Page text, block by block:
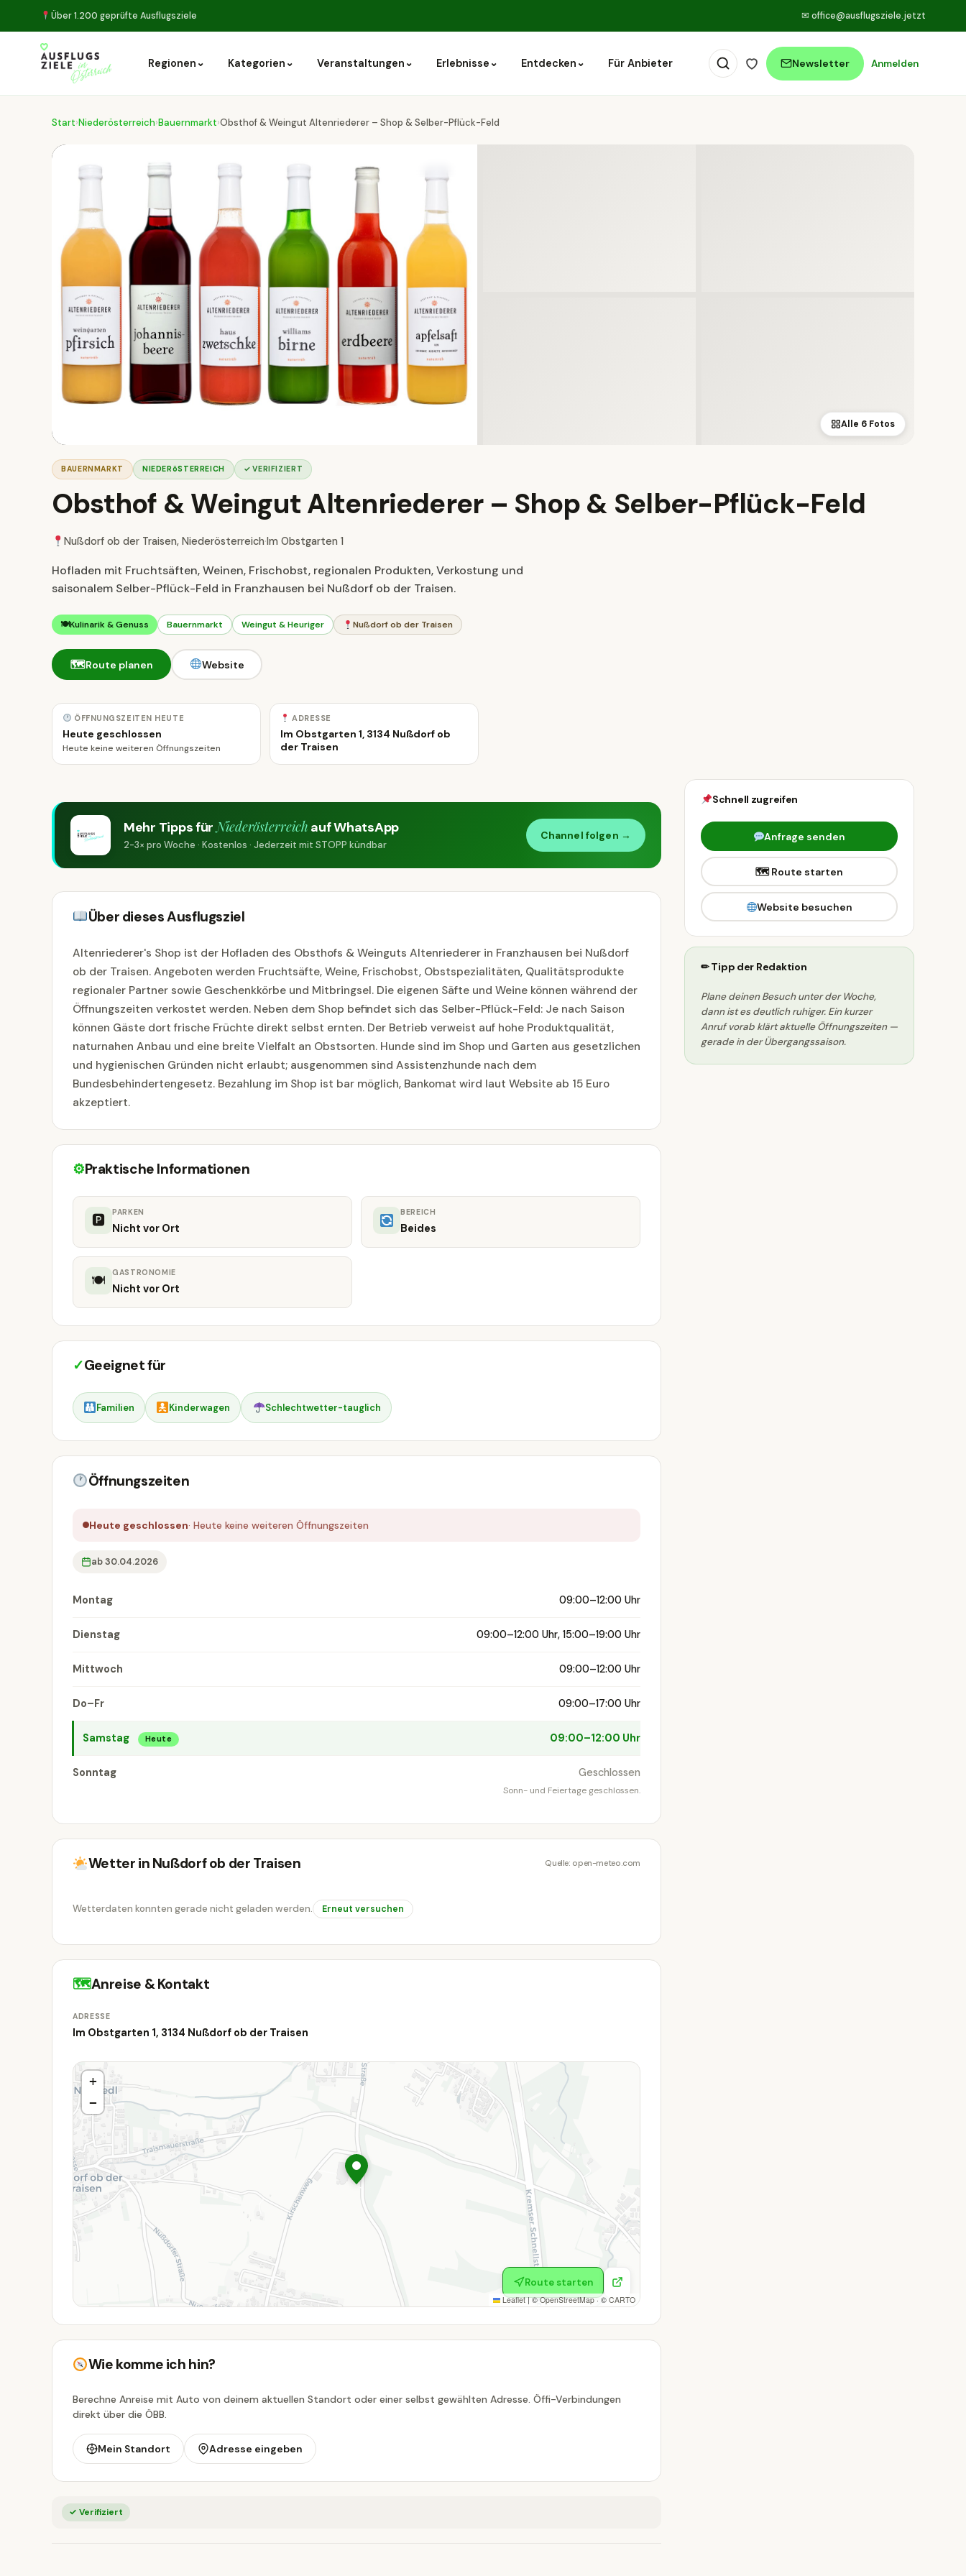
Über 1.200 geprüfte Ausflugsziele ✉ office@ausflugsziele.jetzt
Regionen ⌄ Kategorien ⌄ Veranstaltungen ⌄ Erlebnisse ⌄ Entdecken ⌄ Für Anbieter Newsletter Anmelden
Start›Niederösterreich›Bauernmarkt›Obsthof & Weingut Altenriederer – Shop & Selber-Pflück-Feld
Alle 6 Fotos
BAUERNMARKT NIEDERöSTERREICH ✓ VERIFIZIERT
Obsthof & Weingut Altenriederer – Shop & Selber-Pflück-Feld
Nußdorf ob der Traisen, Niederösterreich· Im Obstgarten 1
Hofladen mit Fruchtsäften, Weinen, Frischobst, regionalen Produkten, Verkostung und
saisonalem Selber-Pflück-Feld in Franzhausen bei Nußdorf ob der Traisen.
🍽Kulinarik & Genuss Bauernmarkt Weingut & Heuriger Nußdorf ob der Traisen
🗺Route planen Website
ÖFFNUNGSZEITEN HEUTE
Heute geschlossen
Heute keine weiteren Öffnungszeiten
ADRESSE
Im Obstgarten 1, 3134 Nußdorf ob
der Traisen
Mehr Tipps fürNiederösterreich auf WhatsApp
2-3× pro Woche · Kostenlos · Jederzeit mit STOPP kündbar
Channel folgen →
Über dieses Ausflugsziel
Altenriederer's Shop ist der Hofladen des Obsthofs & Weinguts Altenriederer in Franzhausen bei Nußdorf
ob der Traisen. Angeboten werden Fruchtsäfte, Weine, Frischobst, Obstspezialitäten, Qualitätsprodukte
regionaler Partner sowie Geschenkkörbe und Mitbringsel. Die eigenen Säfte und Weine können während der
Öffnungszeiten verkostet werden. Neben dem Shop befindet sich das Selber-Pflück-Feld: Je nach Saison
können Gäste dort frische Früchte direkt selbst ernten. Der Betrieb verweist auf hohe Produktqualität,
naturnahen Anbau und eine breite Vielfalt an Obstsorten. Hunde sind im Shop und Garten aus gesetzlichen
und hygienischen Gründen nicht erlaubt; ausgenommen sind Assistenzhunde nach dem
Bundesbehindertengesetz. Bezahlung im Shop ist bar möglich, Bankomat wird laut Website ab 15 Euro
akzeptiert.
⚙Praktische Informationen
🅿 PARKEN
Nicht vor Ort
BEREICH
Beides
🍽 GASTRONOMIE
Nicht vor Ort
✓Geeignet für
Familien Kinderwagen Schlechtwetter-tauglich
Öffnungszeiten
Heute geschlossen· Heute keine weiteren Öffnungszeiten
ab 30.04.2026
Montag 09:00–12:00 Uhr
Dienstag 09:00–12:00 Uhr, 15:00–19:00 Uhr
Mittwoch 09:00–12:00 Uhr
Do–Fr 09:00–17:00 Uhr
Samstag Heute 09:00–12:00 Uhr
Sonntag Geschlossen
Sonn- und Feiertage geschlossen.
Wetter in Nußdorf ob der Traisen Quelle: open-meteo.com
Wetterdaten konnten gerade nicht geladen werden. Erneut versuchen
🗺Anreise & Kontakt
ADRESSE
Im Obstgarten 1, 3134 Nußdorf ob der Traisen
+
−
Leaflet |©OpenStreetMap· © CARTO
Route starten
Wie komme ich hin?
Berechne Anreise mit Auto von deinem aktuellen Standort oder einer selbst gewählten Adresse. Öffi-Verbindungen
direkt über die ÖBB.
Mein Standort Adresse eingeben
✓ Verifiziert
Schnell zugreifen
Anfrage senden
🗺 Route starten
Website besuchen
✏ Tipp der Redaktion
Plane deinen Besuch unter der Woche,
dann ist es deutlich ruhiger. Ein kurzer
Anruf vorab klärt aktuelle Öffnungszeiten —
gerade in der Übergangssaison.